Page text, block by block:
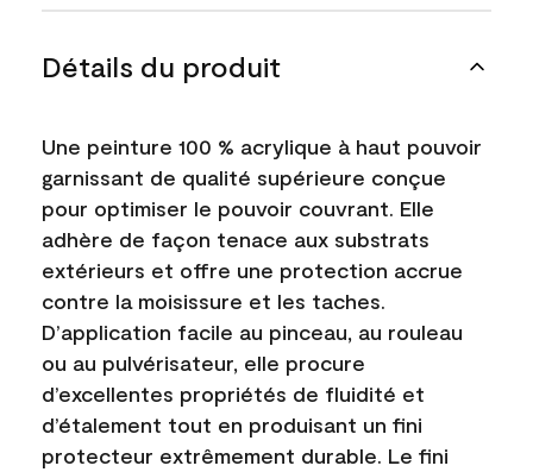
Détails du produit
Une peinture 100 % acrylique à haut pouvoir
garnissant de qualité supérieure conçue
pour optimiser le pouvoir couvrant. Elle
adhère de façon tenace aux substrats
extérieurs et offre une protection accrue
contre la moisissure et les taches.
D’application facile au pinceau, au rouleau
ou au pulvérisateur, elle procure
d’excellentes propriétés de fluidité et
d’étalement tout en produisant un fini
protecteur extrêmement durable. Le fini